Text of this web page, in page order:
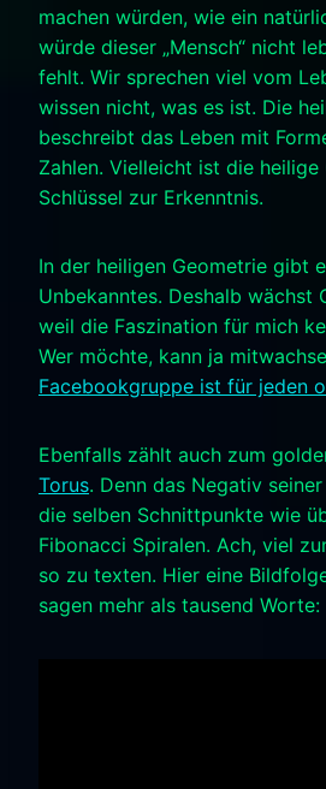
machen würden, wie ein
würde dieser „Mensch“ nicht
fehlt. Wir sprechen viel vom
wissen nicht, was es ist. Die
beschreibt das Leben mit
Zahlen. Vielleicht ist die
Schlüssel zur Erkenntnis.
In der heiligen Geometrie gibt
Unbekanntes. Deshalb wächst
weil die Faszination für mich
Wer möchte, kann ja
Facebookgruppe ist für jeden
Ebenfalls zählt auch zum
Torus. Denn das Negativ
die selben Schnittpunkte wie
Fibonacci Spiralen. Ach, viel
so zu texten. Hier eine
sagen mehr als tausend Worte: